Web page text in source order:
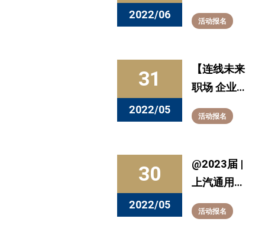
2022/06
士及博士后
招聘简章
活动报名
31
2022/05
【连线未来
职场 企业直
播系列活
动】5月31
走近辉瑞，
探索医药新
活动报名
30
2022/05
@2023届 |
上汽通用汽
车2023届
暑期实习生
活动报名